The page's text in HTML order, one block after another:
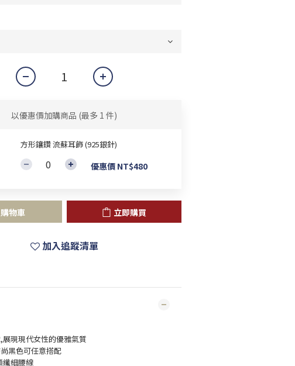
以優惠價加購商品 (最多 1 件)
方形鑲鑽 流蘇耳飾 (925銀針)
優惠價 NT$480
物車 立即購買
加入追蹤清單
現現代女性的優雅氣質
黑色可任意搭配
纖細腰線